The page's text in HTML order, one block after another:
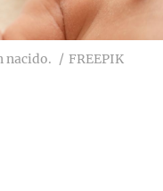
nacido. FREEPIK